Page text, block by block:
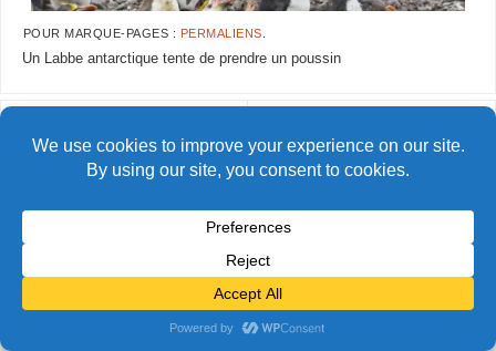
POUR MARQUE-PAGES : PERMALIENS
Un Labbe antarctique tente de prendre un poussin
© Alain Bidart (2026) - Tous droits réservés
FIÈREMENT PROPULSÉ PARPARABOLA